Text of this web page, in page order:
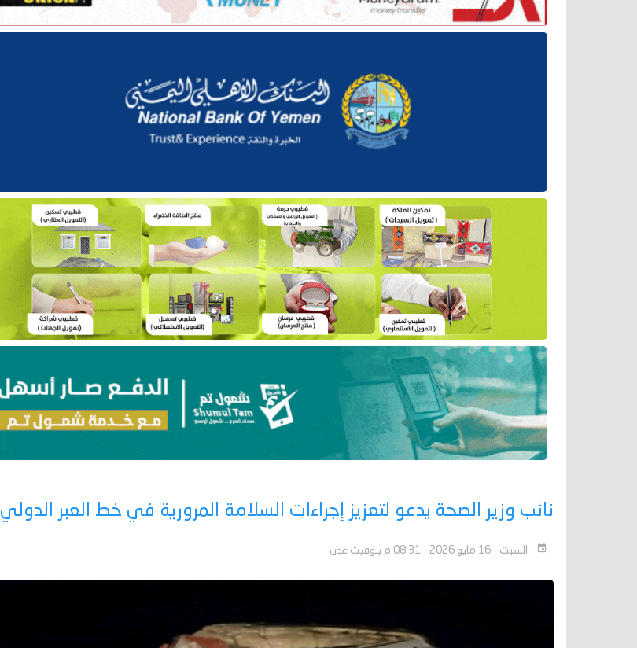
نائب وزير الصحة يدعو لتعزيز إجراءات السلامة المرورية في خط العبر الدولي
السبت - 16 مايو 2026 - 08:31 م بتوقيت عدن